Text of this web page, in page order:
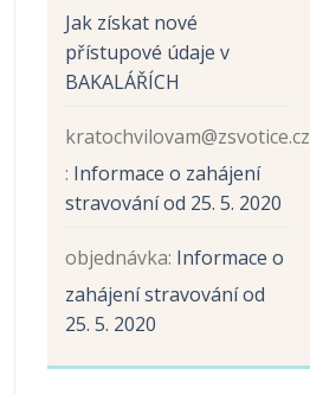
Jak získat nové
přístupové údaje v
BAKALÁŘÍCH
kratochvilovam@zsvotice.cz
: Informace o zahájení
stravování od 25. 5. 2020
objednávka: Informace o
zahájení stravování od
25. 5. 2020